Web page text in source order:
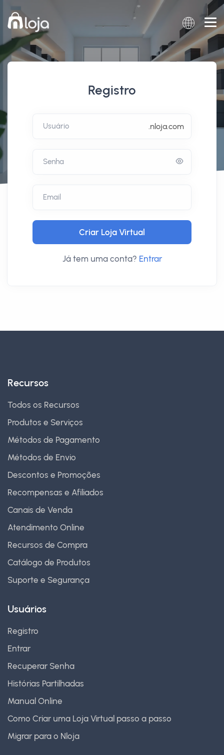
Registro
Já tem uma conta? Entrar
Recursos
Todos os Recursos
Produtos e Serviços
Métodos de Pagamento
Métodos de Envio
Descontos e Promoções
Recompensas e Afiliados
Canais de Venda
Atendimento Online
Recursos de Compra
Catálogo de Produtos
Suporte e Segurança
Usuários
Registro
Entrar
Recuperar Senha
Histórias Partilhadas
Manual Online
Como Criar uma Loja Virtual passo a passo
Migrar para o Nloja